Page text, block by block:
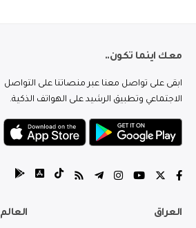
معك اينما تكون..
ابقى على تواصل معنا عبر منصاتنا على التواصل
الاجتماعي وتطبيق الرشيد على الهواتف الذكية.
العراق العالم